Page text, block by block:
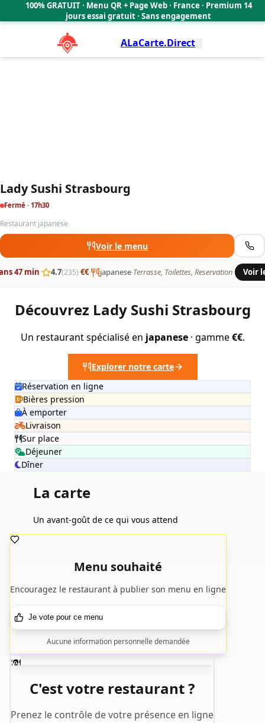
100% GRATUIT · Menu QR + Page Web · France · Premium 14
jours essai gratuit · Sans engagement
ALaCarte.Direct
Lady Sushi Strasbourg
Fermé · 17h30
Restaurant japanese
Voir le menu
47 min· 4.7(235)·€€· japanese·Terrasse, Toilettes, Reservation· Voir
Lady Sushi Strasbourg 4.7
Découvrez Lady Sushi Strasbourg
Un restaurant spécialisé en japanese· gamme€€.
Explorer notre carte
Réservation en ligne
Bières pression
À emporter
Livraison
Sur place
Déjeuner
Dîner
La carte
Un avant-goût de ce qui vous attend
Menu souhaité
Encouragez le restaurant à publier son menu en ligne
Je vote pour ce menu
Aucune information personnelle demandée
🍽️
C'est votre restaurant ?
Prenez le contrôle de votre présence en ligne